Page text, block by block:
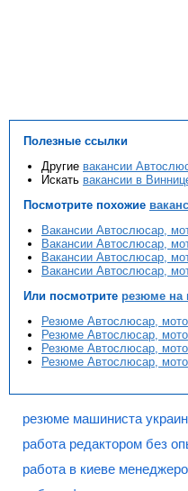
Полезные ссылки
Другие вакансии
Искать вакансии в
Посмотрите похожие
Вакансии Автослюсар,
Вакансии Автослюсар,
Вакансии Автослюсар,
Вакансии Автослюсар,
Или посмотрите резюме на
Резюме Автослюсар,
Резюме Автослюсар,
Резюме Автослюсар,
Резюме Автослюсар,
резюме машиниста
работа редактором без
работа в киеве